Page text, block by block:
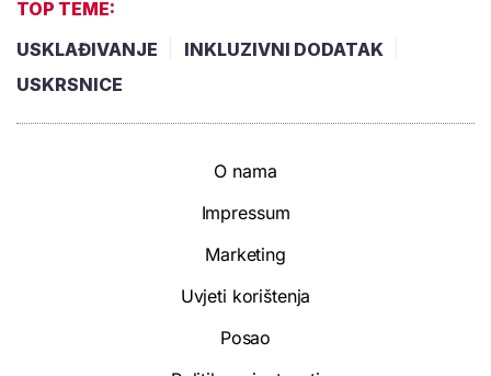
TOP TEME:
USKLAĐIVANJE
INKLUZIVNI DODATAK
USKRSNICE
O nama
Impressum
Marketing
Uvjeti korištenja
Posao